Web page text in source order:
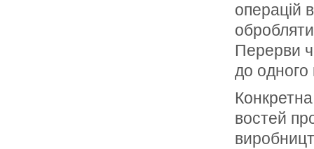
операцій
Перерви
до одного
востей